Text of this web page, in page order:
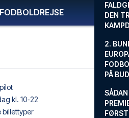
DEN
2.
PÅ
kl. 10-22
billettyper